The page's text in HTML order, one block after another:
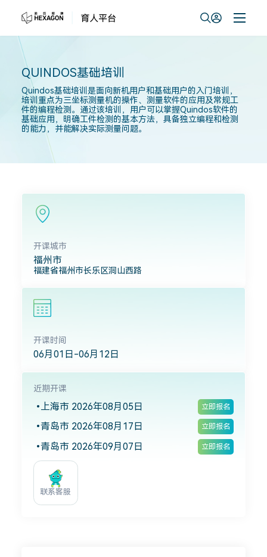
QUINDOS基础培训
Quindos基础培训是面向新机用户和基础用户的入门培训，
培训重点为三坐标测量机的操作、测量软件的应用及常规工
件的编程检测。通过该培训，用户可以掌握Quindos软件的
基础应用，明确工件检测的基本方法，具备独立编程和检测
的能力，并能解决实际测量问题。
开课城市
福州市
福建省福州市长乐区洞山西路
开课时间
06月01日-06月12日
近期开课
上海市 2026年08月05日 立即报名
青岛市 2026年08月17日 立即报名
青岛市 2026年09月07日 立即报名
联系客服